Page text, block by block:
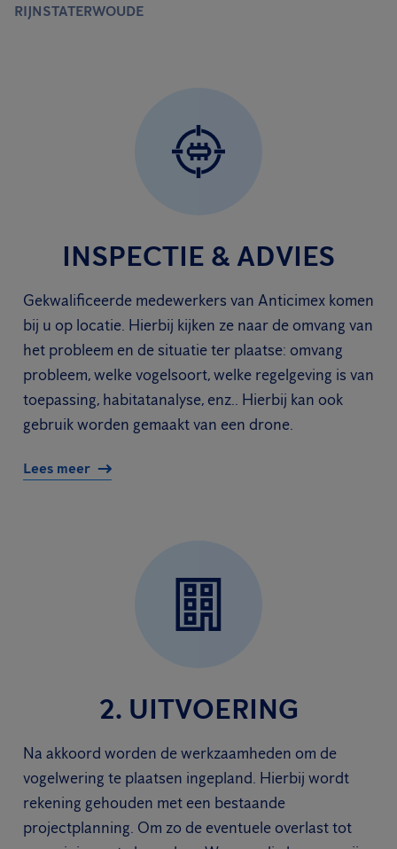
RIJNSTATERWOUDE
INSPECTIE & ADVIES
Gekwalificeerde medewerkers van Anticimex komen
bij u op locatie. Hierbij kijken ze naar de omvang van
het probleem en de situatie ter plaatse: omvang
probleem, welke vogelsoort, welke regelgeving is van
toepassing, habitatanalyse, enz.. Hierbij kan ook
gebruik worden gemaakt van een drone.
Lees meer
2. UITVOERING
Na akkoord worden de werkzaamheden om de
vogelwering te plaatsen ingepland. Hierbij wordt
rekening gehouden met een bestaande
projectplanning. Om zo de eventuele overlast tot